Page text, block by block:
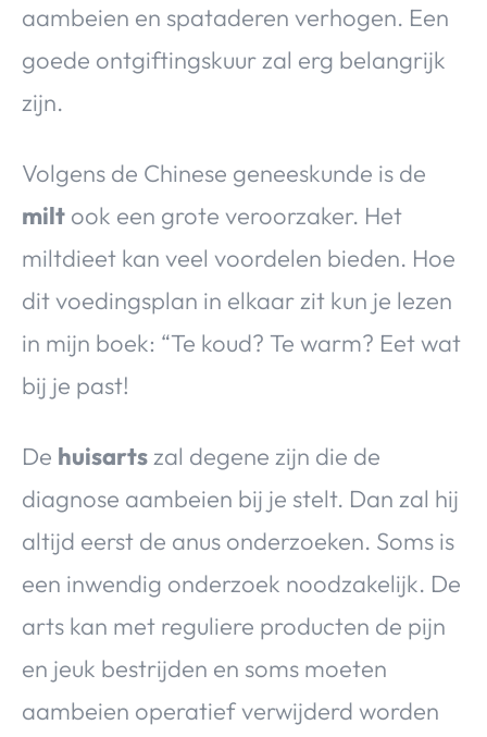
aambeien en spataderen verhogen. Een
goede ontgiftingskuur zal erg belangrijk
zijn.
Volgens de Chinese geneeskunde is de
milt ook een grote veroorzaker. Het
miltdieet kan veel voordelen bieden. Hoe
dit voedingsplan in elkaar zit kun je lezen
in mijn boek: “Te koud? Te warm? Eet wat
bij je past!
De huisartszal degene zijn die de
diagnose aambeien bij je stelt. Dan zal hij
altijd eerst de anus onderzoeken. Soms is
een inwendig onderzoek noodzakelijk. De
arts kan met reguliere producten de pijn
en jeuk bestrijden en soms moeten
aambeien operatief verwijderd worden